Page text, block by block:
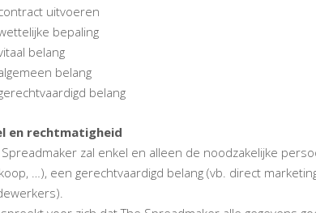
uitvoeren
bepaling
belang
belang
belang
en rechtmatigheid
Spreadmaker zal enkel en alleen de noodzakelijke
…), een gerechtvaardigd belang (vb. direct